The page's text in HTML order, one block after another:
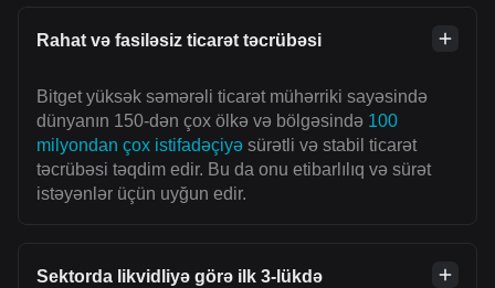
Rahat və fasiləsiz ticarət təcrübəsi
Bitget yüksək səmərəli ticarət mühərriki sayəsində
dünyanın 150-dən çox ölkə və bölgəsində 100
milyondan çox istifadəçiyə sürətli və stabil ticarət
təcrübəsi təqdim edir. Bu da onu etibarlılıq və sürət
istəyənlər üçün uyğun edir.
Sektorda likvidliyə görə ilk 3-lükdə